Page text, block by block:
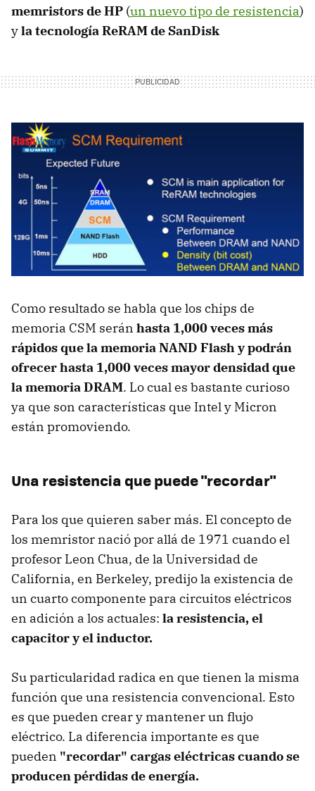
memristors de HP (un nuevo tipo de resistencia)
yla tecnología ReRAM de SanDisk
Como resultado se habla que los chips de
memoria CSM serán hasta 1,000 veces más
rápidos que la memoria NAND Flash y podrán
ofrecer hasta 1,000 veces mayor densidad que
la memoria DRAM. Lo cual es bastante curioso
ya que son características que Intel y Micron
están promoviendo.
Una resistencia que puede "recordar"
Para los que quieren saber más. El concepto de
los memristor nació por allá de 1971 cuando el
profesor Leon Chua, de la Universidad de
California, en Berkeley, predijo la existencia de
un cuarto componente para circuitos eléctricos
en adición a los actuales: la resistencia, el
capacitor y el inductor.
Su particularidad radica en que tienen la misma
función que una resistencia convencional. Esto
es que pueden crear y mantener un flujo
eléctrico. La diferencia importante es que
pueden "recordar" cargas eléctricas cuando se
producen pérdidas de energía.